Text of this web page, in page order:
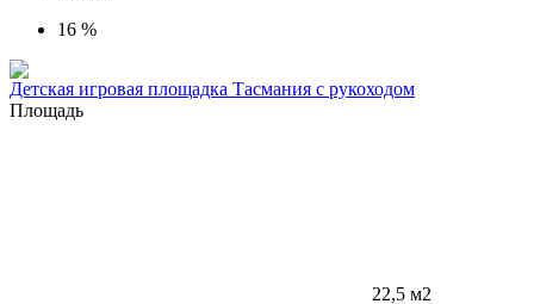
16 %
Детская игровая площадка Тасмания с рукоходом
Площадь
22,5 м2